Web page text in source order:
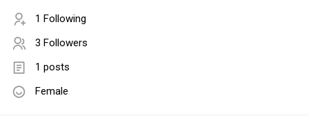
1 Following
3 Followers
1 posts
Female